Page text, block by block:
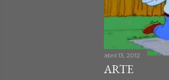
d
s
abril 13, 2012
ARTE